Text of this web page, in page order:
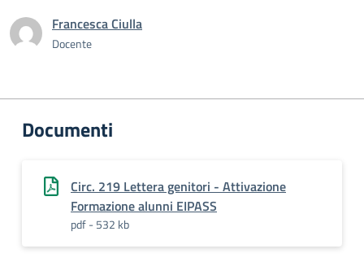
Francesca Ciulla
Docente
Documenti
Circ. 219 Lettera genitori - Attivazione
Formazione alunni EIPASS
pdf - 532 kb